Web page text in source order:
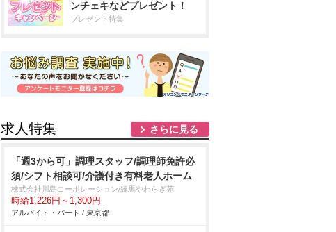
ンチェキなどプレゼント！
プレゼント特集
求人特集 さらに見る
「週3から可」調理スタッフ/調理師免許必
須/シフト相談可/介護付き有料老人ホーム
株式会社川島コーポレーション/練馬やわらぎ苑
時給1,226円～1,300円
アルバイト・パート / 東京都